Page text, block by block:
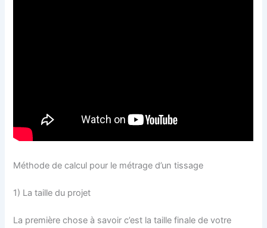
Méthode de calcul pour le métrage d’un tissage
1) La taille du projet
La première chose à savoir c’est la taille finale de votre